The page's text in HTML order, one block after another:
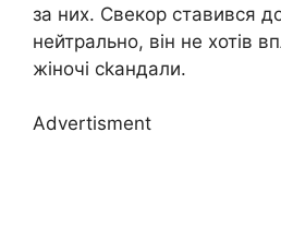
за них. Свекор ставився
нейтрально, він не хотів
жіночі сkандали.
Advertisment